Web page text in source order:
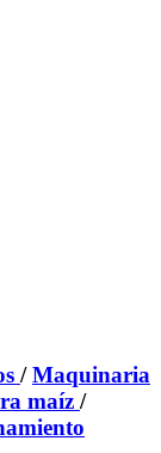
/Maquinaria
maíz /